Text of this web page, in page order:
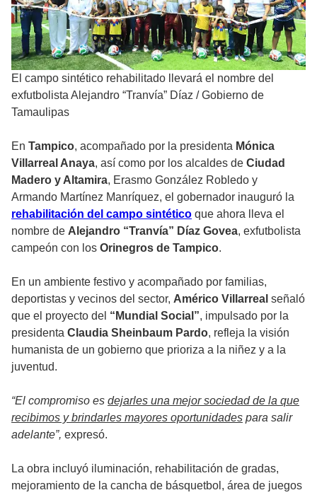
El campo sintético rehabilitado llevará el nombre del
exfutbolista Alejandro “Tranvía” Díaz /Gobierno de
Tamaulipas
En Tampico, acompañado por la presidenta Mónica
Villarreal Anaya, así como por los alcaldes de Ciudad
Madero y Altamira, Erasmo González Robledo y
Armando Martínez Manríquez, el gobernador inauguró la
rehabilitación del campo sintético que ahora lleva el
nombre de Alejandro “Tranvía” Díaz Govea, exfutbolista
campeón con los Orinegros de Tampico.
En un ambiente festivo y acompañado por familias,
deportistas y vecinos del sector, Américo Villarreal señaló
que el proyecto del “Mundial Social”, impulsado por la
presidenta Claudia Sheinbaum Pardo, refleja la visión
humanista de un gobierno que prioriza a la niñez y a la
juventud.
“El compromiso es dejarles una mejor sociedad de la que
recibimos y brindarles mayores oportunidades para salir
adelante”, expresó.
La obra incluyó iluminación, rehabilitación de gradas,
mejoramiento de la cancha de básquetbol, área de juegos